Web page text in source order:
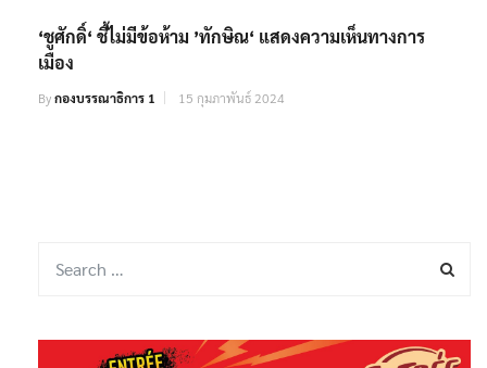
‘ชูศักดิ์‘ ชี้ไม่มีข้อห้าม ’ทักษิณ‘ แสดงความเห็นทางการ
เมือง
Byกองบรรณาธิการ 1 15 กุมภาพันธ์ 2024